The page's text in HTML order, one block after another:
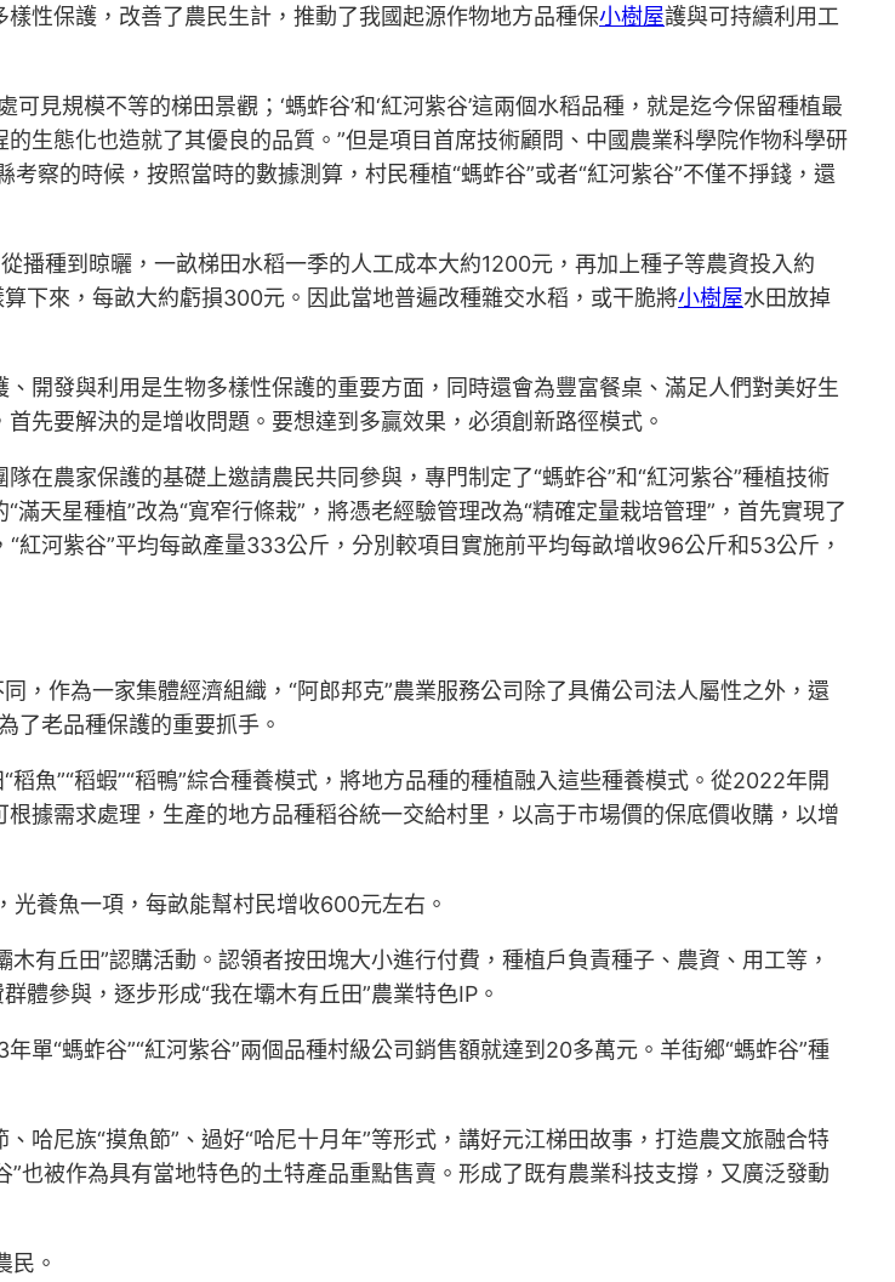
性保護，改善了農民生計，推動了我國起源作物地方品種保小樹屋護與可持續利用工
見規模不等的梯田景觀；‘螞蚱谷’和‘紅河紫谷’這兩個水稻品種，就是迄今保留種植最
生態化也造就了其優良的品質。”但是項目首席技術顧問、中國農業科學院作物科學研
察的時候，按照當時的數據測算，村民種植“螞蚱谷”或者“紅河紫谷”不僅不掙錢，還
播種到晾曬，一畝梯田水稻一季的人工成本大約1200元，再加上種子等農資投入約
下來，每畝大約虧損300元。因此當地普遍改種雜交水稻，或干脆將小樹屋水田放掉
開發與利用是生物多樣性保護的重要方面，同時還會為豐富餐桌、滿足人們對美好生
先要解決的是增收問題。要想達到多贏效果，必須創新路徑模式。
在農家保護的基礎上邀請農民共同參與，專門制定了“螞蚱谷”和“紅河紫谷”種植技術
天星種植”改為“寬窄行條栽”，將憑老經驗管理改為“精確定量栽培管理”，首先實現了
河紫谷”平均每畝產量333公斤，分別較項目實施前平均每畝增收96公斤和53公斤，
，作為一家集體經濟組織，“阿郎邦克”農業服務公司除了具備公司法人屬性之外，還
了老品種保護的重要抓手。
魚”“稻蝦”“稻鴨”綜合種養模式，將地方品種的種植融入這些種養模式。從2022年開
據需求處理，生產的地方品種稻谷統一交給村里，以高于市場價的保底價收購，以增
養魚一項，每畝能幫村民增收600元左右。
有丘田”認購活動。認領者按田塊大小進行付費，種植戶負責種子、農資、用工等，
體參與，逐步形成“我在壩木有丘田”農業特色IP。
單“螞蚱谷”“紅河紫谷”兩個品種村級公司銷售額就達到20多萬元。羊街鄉“螞蚱谷”種
哈尼族“摸魚節”、過好“哈尼十月年”等形式，講好元江梯田故事，打造農文旅融合特
也被作為具有當地特色的土特產品重點售賣。形成了既有農業科技支撐，又廣泛發動
民。